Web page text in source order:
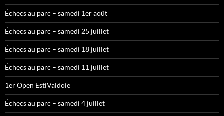
Échecs au parc – samedi 1er août
Échecs au parc – samedi 25 juillet
Échecs au parc – samedi 18 juillet
Échecs au parc – samedi 11 juillet
1er Open EstiValdoie
Échecs au parc – samedi 4 juillet